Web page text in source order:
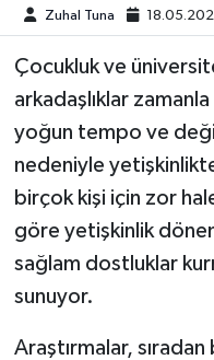
Zuhal Tuna
Çocukluk ve
arkadaşlıklar
yoğun tempo ve
nedeniyle
birçok kişi için zor
göre yetişkinlik
sağlam dostluklar
sunuyor.
Araştırmalar, sıradan
Spor
Teknoloji
Türkiye
Video Haber